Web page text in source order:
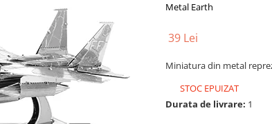
Metal Earth
39 Lei
Miniatura din metal
STOC EPUIZAT
Durata de livrare: 1